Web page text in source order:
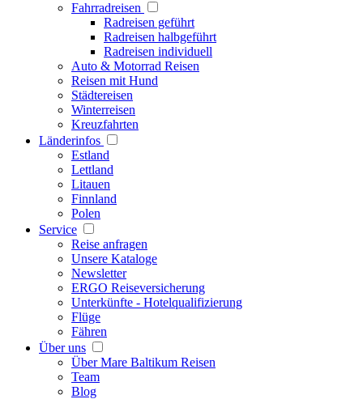
Fahrradreisen
Radreisen geführt
Radreisen halbgeführt
Radreisen individuell
Auto & Motorrad Reisen
Reisen mit Hund
Städtereisen
Winterreisen
Kreuzfahrten
Länderinfos
Estland
Lettland
Litauen
Finnland
Polen
Service
Reise anfragen
Unsere Kataloge
Newsletter
ERGO Reiseversicherung
Unterkünfte - Hotelqualifizierung
Flüge
Fähren
Über uns
Über Mare Baltikum Reisen
Team
Blog